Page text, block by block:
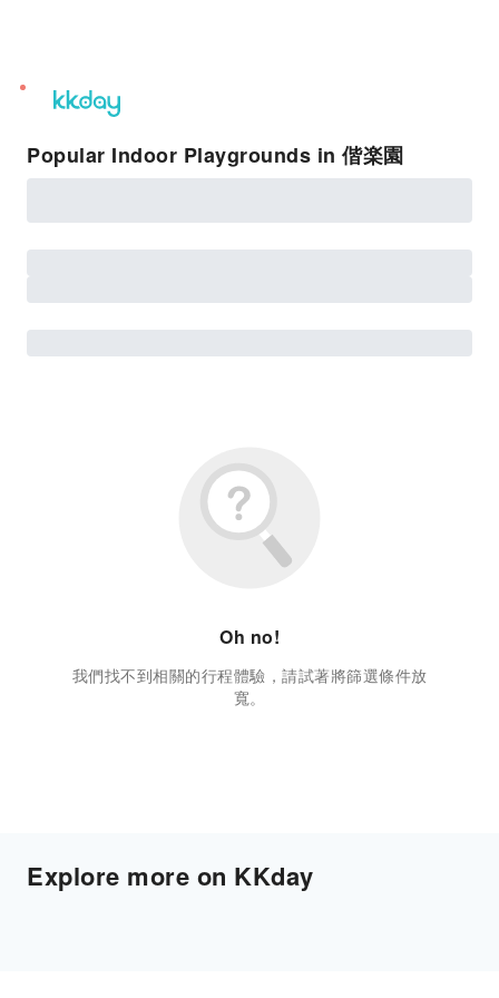
unread
notifications
Popular Indoor Playgrounds in 偕楽園
Oh no!
我們找不到相關的行程體驗，請試著將篩選條件放
寬。
Explore more on KKday